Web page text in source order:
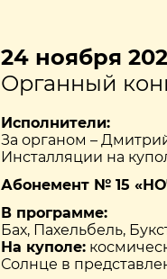
24 ноября
Органный
Исполнители:
За органом –
Инсталляции на
Абонемент № 15
В программе:
Бах, Пахельбель,
На куполе:
Солнце в